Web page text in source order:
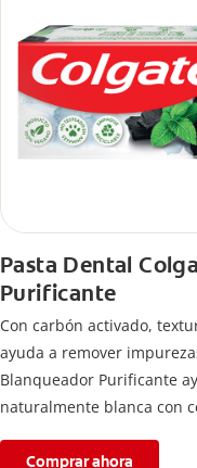
Pasta Dental
Purificante
Con carbón activado,
ayuda a remover
Blanqueador Purificante
naturalmente blanca con
Comprar ahora